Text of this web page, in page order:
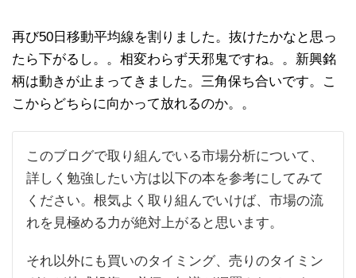
再び50日移動平均線を割りました。抜けたかなと思っ
たら下がるし。。相変わらず天邪鬼ですね。。新興銘
柄は動きが止まってきました。三角保ち合いです。こ
こからどちらに向かって放れるのか。。
このブログで取り組んでいる市場分析について、
詳しく勉強したい方は以下の本を参考にしてみて
ください。根気よく取り組んでいけば、市場の流
れを見極める力が絶対上がると思います。
それ以外にも買いのタイミング、売りのタイミン